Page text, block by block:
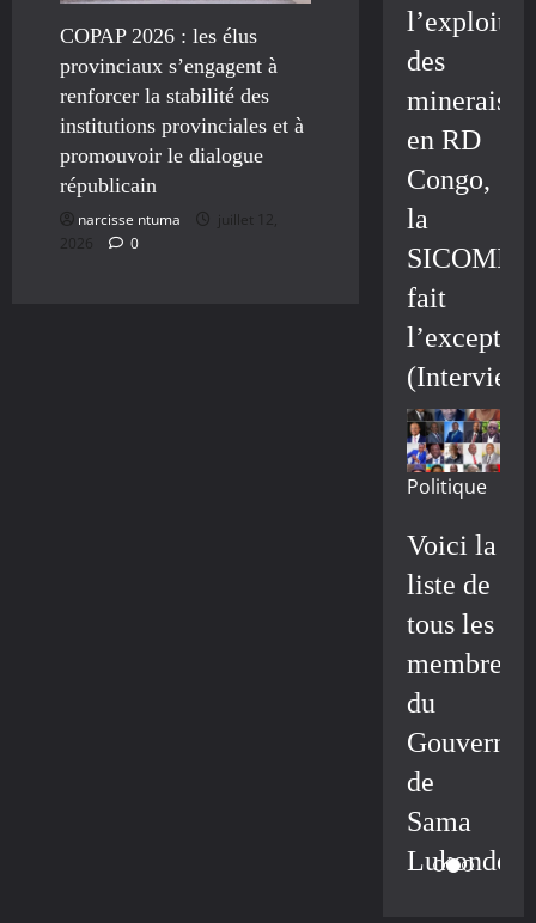
COPAP 2026 : les élus
provinciaux s’engagent à
renforcer la stabilité des
institutions provinciales et à
promouvoir le dialogue
républicain
narcisse ntuma
juillet 12,
2026
0
des
minerais
en RD
Congo,
la
fait
(Interview)
Politique
Voici la
liste de
tous les
membres
du
de
Sama
Lukonde